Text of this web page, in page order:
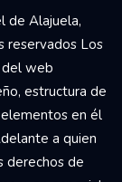
de Alajuela,
reservados Los
web
estructura de
en él
a quien
derechos de